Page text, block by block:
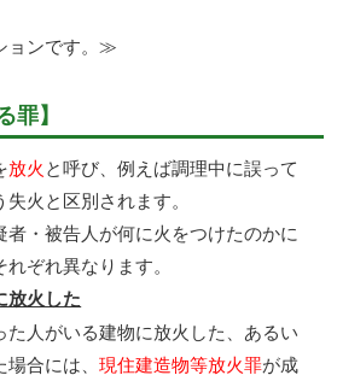
ョンです。≫
罪】
放火と呼び、例えば調理中に誤って
火と区別されます。
・被告人が何に火をつけたのかに
ぞれ異なります。
火した
人がいる建物に放火した、あるい
場合には、現住建造物等放火罪が成